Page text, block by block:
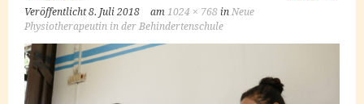
Veröffentlicht8. Juli 2018 am1024 × 768 inNeue
Physiotherapeutin in der Behindertenschule